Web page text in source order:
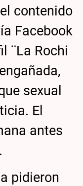
contenido
Facebook
¨La Rochi
sexual
El
antes
pidieron